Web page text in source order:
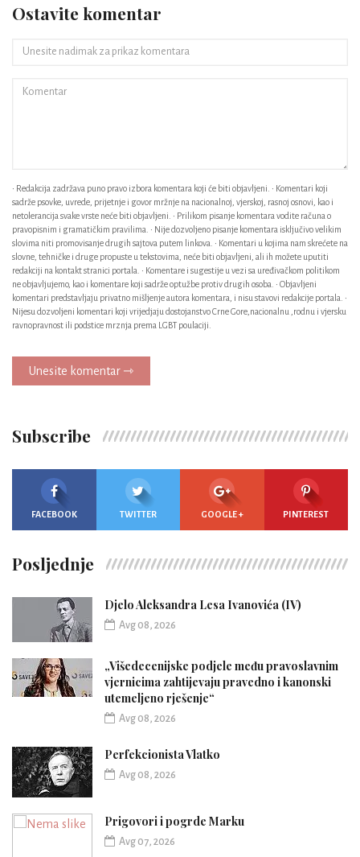
Ostavite komentar
• Redakcija zadržava puno pravo izbora komentara koji će biti objavljeni. • Komentari koji
sadrže psovke, uvrede, prijetnje i govor mržnje na nacionalnoj, vjerskoj, rasnoj osnovi, kao i
netolerancija svake vrste neće biti objavljeni. • Prilikom pisanje komentara vodite računa o
pravopisnim i gramatičkim pravilima. • Nije dozvoljeno pisanje komentara isključivo velikim
slovima niti promovisanje drugih sajtova putem linkova. • Komentari u kojima nam skrećete na
slovne, tehničke i druge propuste u tekstovima, neće biti objavljeni, ali ih možete uputiti
redakciji na kontakt stranici portala. • Komentare i sugestije u vezi sa uređivačkom politikom
ne objavljujemo, kao i komentare koji sadrže optužbe protiv drugih osoba. • Objavljeni
komentari predstavljaju privatno mišljenje autora komentara, i nisu stavovi redakcije portala. •
Nijesu dozvoljeni komentari koji vrijedjaju dostojanstvo Crne Gore,nacionalnu ,rodnu i vjersku
ravnopravnost ili podstice mrznja prema LGBT poulaciji.
Unesite komentar ⇾
Subscribe
FACEBOOK TWITTER GOOGLE + PINTEREST
Posljednje
Djelo Aleksandra Lesa Ivanovića (IV)
Avg 08, 2026
„Višedecenijske podjele među pravoslavnim
vjernicima zahtijevaju pravedno i kanonski
utemeljeno rješenje“
Avg 08, 2026
Perfekcionista Vlatko
Avg 08, 2026
Prigovori i pogrde Marku
Avg 07, 2026